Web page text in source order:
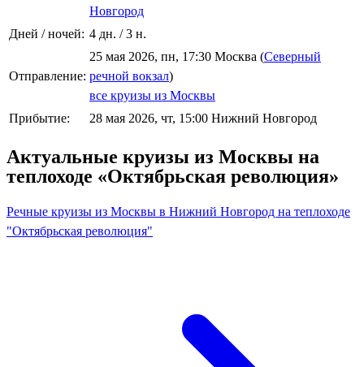
Новгород
Дней / ночей: 4 дн. / 3 н.
Отправление:
25 мая 2026, пн, 17:30 Москва (Северный
речной вокзал)
все круизы из Москвы
Прибытие:
28 мая 2026, чт, 15:00 Нижний Новгород
Актуальные круизы из Москвы на
теплоходе «Октябрьская революция»
Речные круизы из Москвы в Нижний Новгород на теплоходе
"Октябрьская революция"